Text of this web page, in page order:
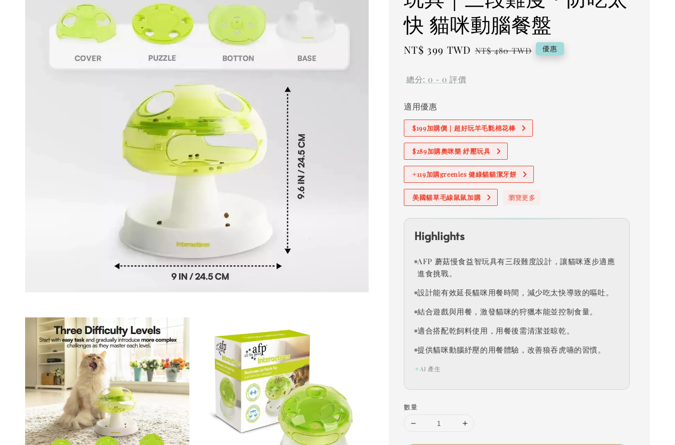
快 貓咪動腦餐盤
Sale
NT$ 399 TWD Regular
NT$ 480 TWD 優惠
總分: 0 - 0 評價
適用優惠
$199加購價｜超好玩羊毛氈棉花棒
$289加購奧咪樂 紓壓玩具
+119加購greenies 健綠貓貓潔牙餅
美國貓草毛線鼠鼠加購 瀏覽更多
Highlights
AFP 蘑菇慢食益智玩具有三段難度設計，讓貓咪逐步適應
進食挑戰。
設計能有效延長貓咪用餐時間，減少吃太快導致的嘔吐。
結合遊戲與用餐，激發貓咪的狩獵本能並控制食量。
適合搭配乾飼料使用，用餐後需清潔並晾乾。
提供貓咪動腦紓壓的用餐體驗，改善狼吞虎嚥的習慣。
✦ AI 產生
數量